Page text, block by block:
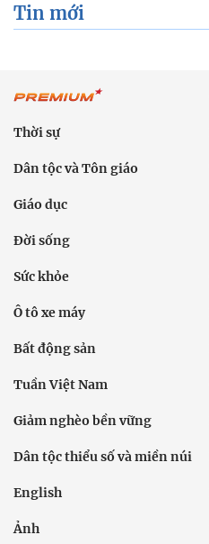
Tin mới
Thời sự
Dân tộc và Tôn giáo
Giáo dục
Đời sống
Sức khỏe
Ô tô xe máy
Bất động sản
Tuần Việt Nam
Giảm nghèo bền vững
Dân tộc thiểu số và miền núi
English
Ảnh